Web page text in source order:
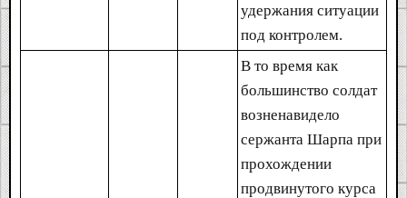
удержания ситуации
под контролем.
В то время как
большинство солдат
возненавидело
сержанта Шарпа при
прохождении
продвинутого курса